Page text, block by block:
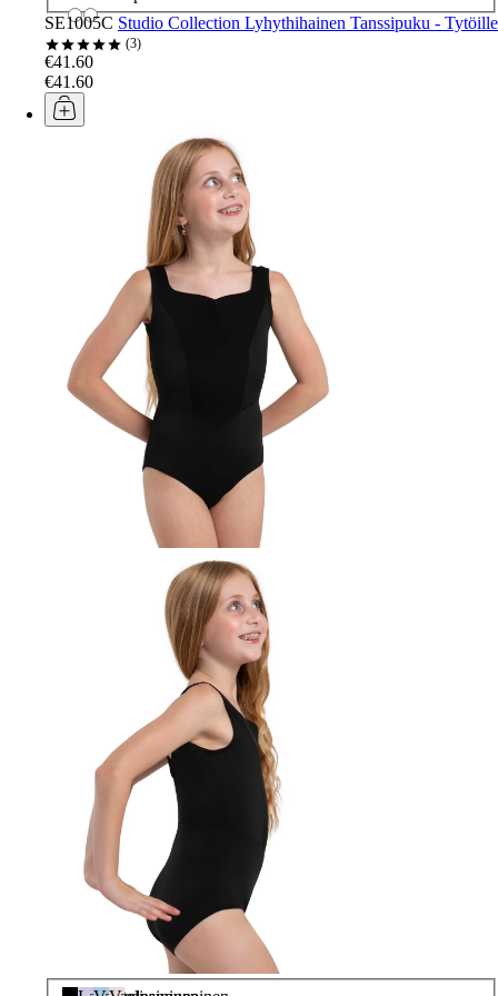
SE1005C Studio Collection Lyhythihainen Tanssipuku - Tytöille
3
€41.60
€41.60